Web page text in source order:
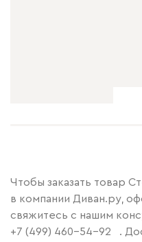
Чтобы заказать товар
в компании Диван.ру,
свяжитесь с нашим
+7 (499) 460-54-92
.